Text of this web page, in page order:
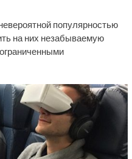
популярностью
на них незабываемую